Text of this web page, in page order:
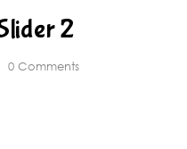
2
0 Comments